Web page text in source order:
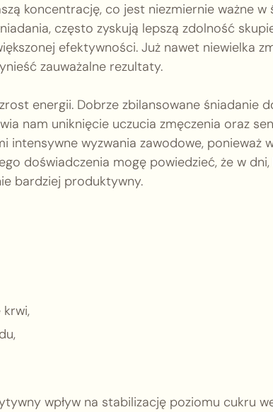
koncentrację, co jest niezmiernie ważne
często zyskują lepszą zdolność
efektywności. Już nawet niewielka
zauważalne rezultaty.
energii. Dobrze zbilansowane śniadanie
nam uniknięcie uczucia zmęczenia oraz
intensywne wyzwania zawodowe, ponieważ
doświadczenia mogę powiedzieć, że w
bardziej produktywny.
wpływ na stabilizację poziomu cukru